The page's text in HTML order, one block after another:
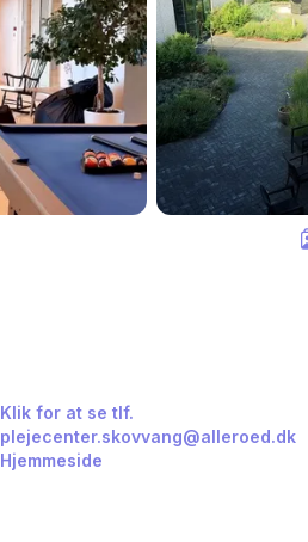
Klik for at se tlf.
plejecenter.skovvang@alleroed.dk
Hjemmeside